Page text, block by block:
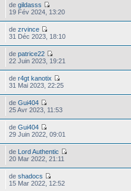
degildasss
19 Fév 2024, 13:20
dezrvince
31 Déc 2023, 18:10
depatrice22
22 Juin 2023, 19:21
der4gt kanotix
31 Mai 2023, 22:25
deGui404
25 Avr 2023, 11:53
deGui404
29 Juin 2022, 09:01
de Lord Authentic
20 Mar 2022, 21:11
deshadocs
15 Mar 2022, 12:52